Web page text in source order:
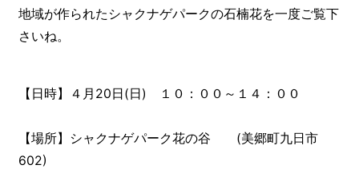
地域が作られたシャクナゲパークの石楠花を一度ご覧下
さいね。
【日時】４月20日(日) １０：００～１４：００
【場所】シャクナゲパーク花の谷 (美郷町九日市
602)